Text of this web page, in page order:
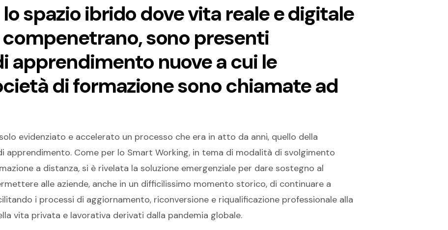
lo spazio ibrido dove vita reale e digitale
sono presenti
apprendimento nuove a cui le
di formazione sono chiamate ad
evidenziato e accelerato un processo che era in atto da anni, quello della
apprendimento. Come per lo Smart Working, in tema di modalità di svolgimento
a distanza, si è rivelata la soluzione emergenziale per dare sostegno al
alle aziende, anche in un difficilissimo momento storico, di continuare a
i processi di aggiornamento, riconversione e riqualificazione professionale alla
vita privata e lavorativa derivati dalla pandemia globale.